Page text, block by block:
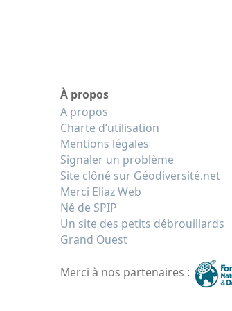
À propos
A propos
Charte d’utilisation
Mentions légales
Signaler un problème
Site clôné sur Géodiversité.net
Merci Eliaz Web
Né de SPIP
Un site des petits débrouillards
Grand Ouest
Merci à nos partenaires :